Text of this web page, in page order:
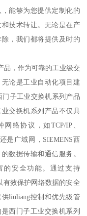
能够为您提供定制化的
技术转让。无论是在产
，我们都将提供及时的
，作为可靠的工业级交
论是工业自动化项目建
子工业交换机系列产品
交换机系列产品不仅具
络协议，如TCP/IP、
是广域网，SIEMENS西
数据传输和通信服务。
的安全功能。通过支持
有效保护网络数据的安全
liuliang控制和优先级管
西门子工业交换机系列